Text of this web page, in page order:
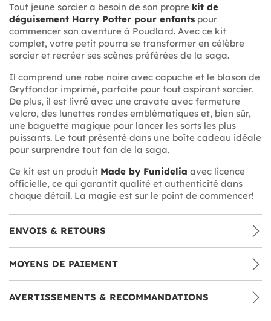
Tout jeune sorcier a besoin de son propre kit de
déguisement Harry Potter pour enfants pour
commencer son aventure à Poudlard. Avec ce kit
complet, votre petit pourra se transformer en célèbre
sorcier et recréer ses scènes préférées de la saga.
Il comprend une robe noire avec capuche et le blason de
Gryffondor imprimé, parfaite pour tout aspirant sorcier.
De plus, il est livré avec une cravate avec fermeture
velcro, des lunettes rondes emblématiques et, bien sûr,
une baguette magique pour lancer les sorts les plus
puissants. Le tout présenté dans une boîte cadeau idéale
pour surprendre tout fan de la saga.
Ce kit est un produit Made by Funidelia avec licence
officielle, ce qui garantit qualité et authenticité dans
chaque détail. La magie est sur le point de commencer!
ENVOIS & RETOURS
MOYENS DE PAIEMENT
AVERTISSEMENTS & RECOMMANDATIONS